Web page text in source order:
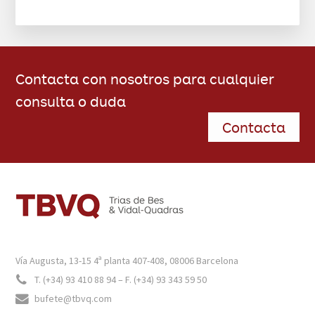
Contacta con nosotros para cualquier
consulta o duda
Contacta
FOOTER
Vía Augusta, 13-15 4ª planta 407-408, 08006 Barcelona
T. (+34) 93 410 88 94 – F. (+34) 93 343 59 50
bufete@tbvq.com